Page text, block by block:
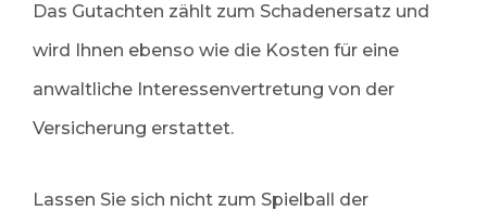
Das Gutachten zählt zum Schadenersatz und
wird Ihnen ebenso wie die Kosten für eine
anwaltliche Interessenvertretung von der
Versicherung erstattet.
Lassen Sie sich nicht zum Spielball der